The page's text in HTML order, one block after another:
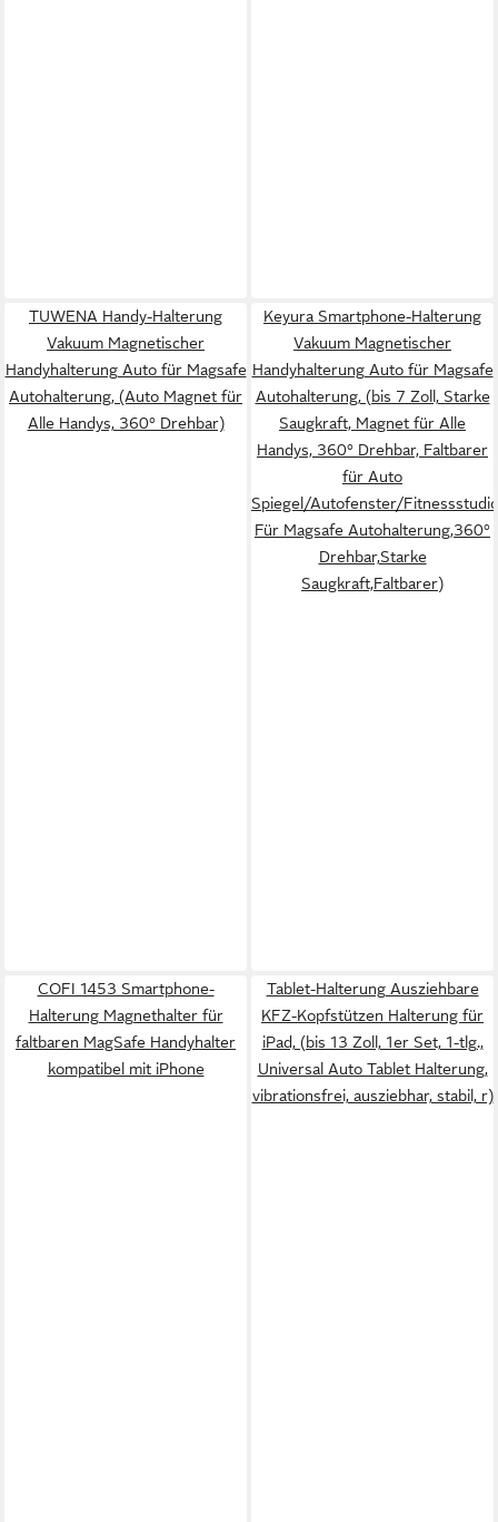
TUWENA Handy-Halterung
Vakuum Magnetischer
Handyhalterung Auto für Magsafe
Autohalterung, (Auto Magnet für
Alle Handys, 360° Drehbar)
Keyura Smartphone-Halterung
Vakuum Magnetischer
Handyhalterung Auto für Magsafe
Autohalterung, (bis 7 Zoll, Starke
Saugkraft, Magnet für Alle
Handys, 360° Drehbar, Faltbarer
für Auto
Spiegel/Autofenster/
Für Magsafe Autohalterung,360°
Drehbar,Starke
Saugkraft,Faltbarer)
COFI 1453 Smartphone-
Halterung Magnethalter für
faltbaren MagSafe Handyhalter
kompatibel mit iPhone
Tablet-Halterung Ausziehbare
KFZ-Kopfstützen Halterung für
iPad, (bis 13 Zoll, 1er Set, 1-tlg.,
Universal Auto Tablet Halterung,
vibrationsfrei, ausziebhar, stabil, r)